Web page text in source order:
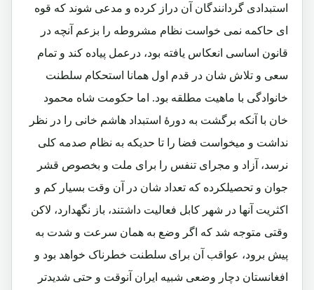
استبدادی گردانندگان آن دراز کرده و مدعی شوند که قوه
ای حاکمه نمی خواست نظام مشروطه را بزعم آنچه در
قانون اساسی انعکاس یافته بود، درعمل پیاده کند و تمام
سعی و تلاش شان در قدم اول همانا استحکام سلطنت
خانوادگی با ماهیت مطلقه بود. اما حکومت شاه محمود
خان با آنکه برگشت به دورۀ استبداد هاشم خانی را در نظر
نداشت و میخواست فضا را تا حدیکه به نظام صدمه کلی
نرسد، آزاد و مجرای تنفس را برای ملت و بخصوص قشر
جوان و تحصیلکرده که تعداد شان در آن وقت بسیار کم و
اکثریت آنها در شهر کابل فعالیت داشتند، باز نگهدارد، لاکن
وقتی متوجه شد که اگر وضع به همان سرعت و شدت به
پیش برود، عواقب آن برای سلطنت خطرناک خواهد بود و
افغانستان دچار وضعی شبیه ایران آنوقت و حتی شدیدتر